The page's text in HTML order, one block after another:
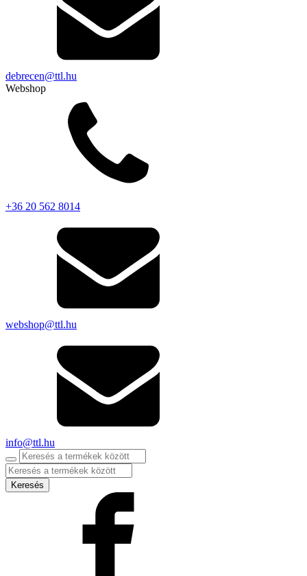
debrecen@ttl.hu
Webshop
+36 20 562 8014
webshop@ttl.hu
info@ttl.hu
Products
search
Keresés